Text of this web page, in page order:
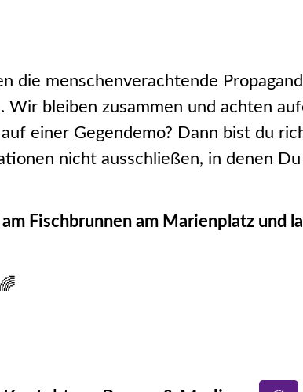
die menschenverachtende
bleiben zusammen und achten
einer Gegendemo? Dann bist du
nicht ausschließen, in denen
Fischbrunnen am Marienplatz und